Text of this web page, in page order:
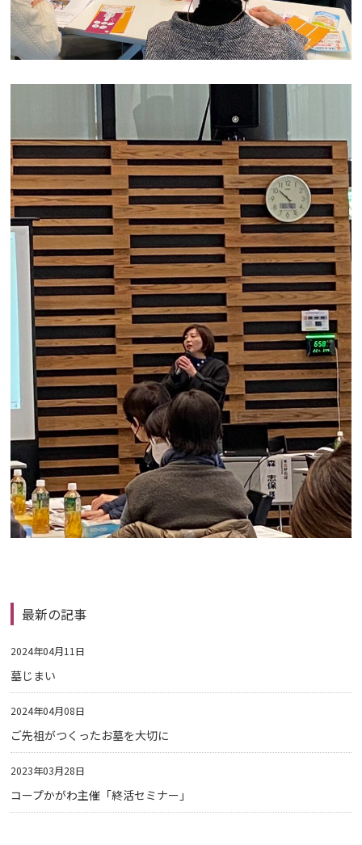
最新の記事
2024年04月11日
墓じまい
2024年04月08日
ご先祖がつくったお墓を大切に
2023年03月28日
コープかがわ主催「終活セミナー」